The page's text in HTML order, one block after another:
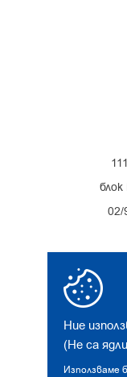
Ние
(Не са
Използваме
02/